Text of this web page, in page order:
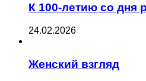
К 100-летию со дня
24.02.2026
Женский взгляд